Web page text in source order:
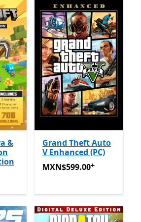
&
compras dentro de la aplicación
Grand Theft Auto
V Enhanced (PC)
MXN$599.00Ofrece
MXN$599.00+